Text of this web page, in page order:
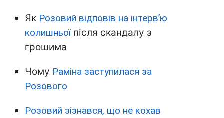
Як Розовий відповів на інтерв’ю
колишньої після скандалу з
грошима
Чому Раміна заступилася за
Розового
Розовий зізнався, що не кохав